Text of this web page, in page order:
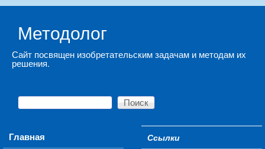
Методолог
Сайт посвящен изобретательским задачам и методам их
решения.
Форма поиска
Поиск
Main menu
Главная
Secondary menu
Ссылки